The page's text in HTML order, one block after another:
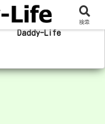
を綴るブログ
Daddy-Life
検索